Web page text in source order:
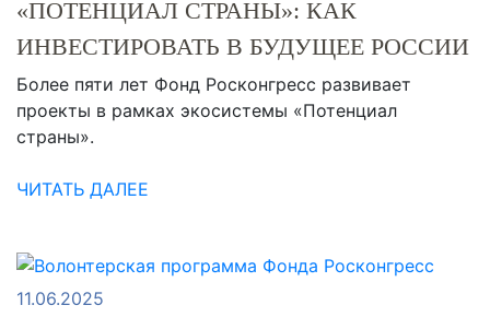
«ПОТЕНЦИАЛ СТРАНЫ»: КАК
ИНВЕСТИРОВАТЬ В БУДУЩЕЕ РОССИИ
Более пяти лет Фонд Росконгресс развивает
проекты в рамках экосистемы «Потенциал
страны».
ЧИТАТЬ ДАЛЕЕ
11.06.2025